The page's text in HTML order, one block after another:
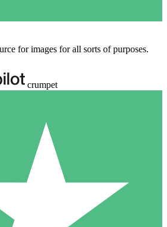
for images for all sorts of purposes.
crumpet